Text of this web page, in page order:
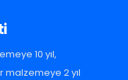
10 yıl,
2 yıl